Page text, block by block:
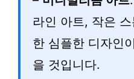
라인 아트, 작은
한 심플한 디자인
을 것입니다.